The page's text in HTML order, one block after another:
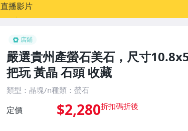
店鋪
嚴選貴州產螢石美石，尺寸
把玩 黃晶 石頭 收藏
類型：晶塊/n種類：螢石
定價 $2,280
直播影片